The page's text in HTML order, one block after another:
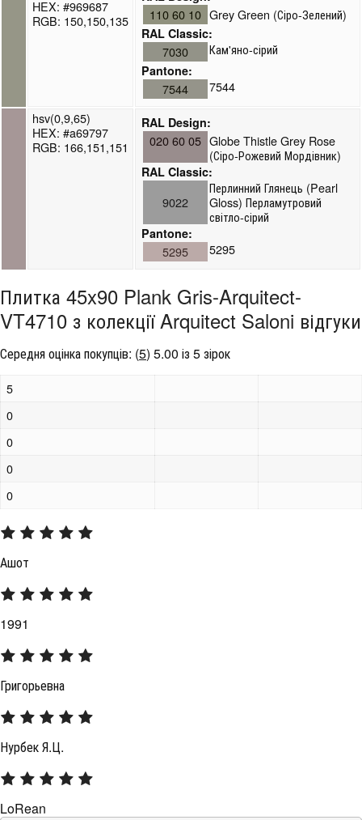
HEX: #969687
RGB: 150,150,135
110 60 10 Grey Green (Сіро-Зелений)
RAL Classic:
7030 Кам'яно-сірий
Pantone:
7544
7544
hsv(0,9,65)
HEX: #a69797
RGB: 166,151,151
RAL Design:
020 60 05 Globe Thistle Grey Rose
(Сіро-Рожевий Мордівник)
RAL Classic:
9022
Перлинний Глянець (Pearl
Gloss) Перламутровий
світло-сірий
Pantone:
5295 5295
Плитка 45x90 Plank Gris-Arquitect-
VT4710 з колекції Arquitect Saloni відгуки
Середня оцінка покупців: (5) 5.00 із 5 зірок
5
0
0
0
0
Ашот
1991
Григорьевна
Нурбек Я.Ц.
LoRean